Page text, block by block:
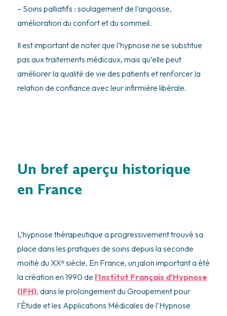
– Soins palliatifs : soulagement de l’angoisse,
amélioration du confort et du sommeil.
Il est important de noter que l’hypnose ne se substitue
pas aux traitements médicaux, mais qu’elle peut
améliorer la qualité de vie des patients et renforcer la
relation de confiance avec leur infirmière libérale.
Un bref aperçu historique
en France
L’hypnose thérapeutique a progressivement trouvé sa
place dans les pratiques de soins depuis la seconde
moitié du XXᵉ siècle. En France, un jalon important a été
la création en 1990 de l’Institut Français d’Hypnose
(IFH), dans le prolongement du Groupement pour
l’Étude et les Applications Médicales de l’Hypnose